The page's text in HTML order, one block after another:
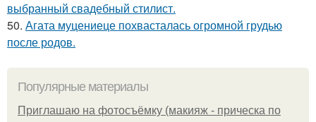
выбранный свадебный стилист.
50. Агата муцениеце похвасталась огромной грудью
после родов.
Популярные материалы
Приглашаю на фотосъёмку (макияж - прическа по